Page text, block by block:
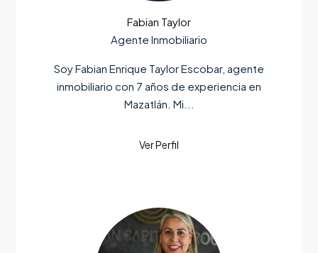
Fabian Taylor
Agente Inmobiliario
Soy Fabian Enrique Taylor Escobar, agente
inmobiliario con 7 años de experiencia en
Mazatlán. Mi...